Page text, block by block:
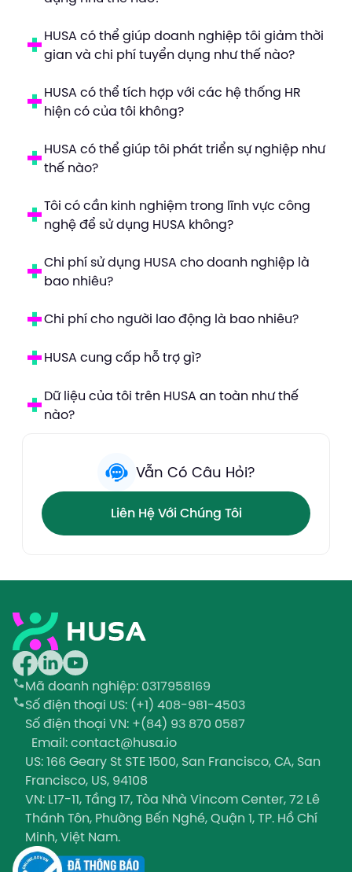
HUSA có thể giúp doanh nghiệp tôi giảm thời
gian và chi phí tuyển dụng như thế nào?
HUSA có thể tích hợp với các hệ thống HR
hiện có của tôi không?
HUSA có thể giúp tôi phát triển sự nghiệp như
thế nào?
Tôi có cần kinh nghiệm trong lĩnh vực công
nghệ để sử dụng HUSA không?
Chi phí sử dụng HUSA cho doanh nghiệp là
bao nhiêu?
Chi phí cho người lao động là bao nhiêu?
HUSA cung cấp hỗ trợ gì?
Dữ liệu của tôi trên HUSA an toàn như thế
nào?
Vẫn Có Câu Hỏi?
Liên Hệ Với Chúng Tôi
Mã doanh nghiệp: 0317958169
Số điện thoại US: (+1) 408-981-4503
Số điện thoại VN: +(84) 93 870 0587
Email: contact@husa.io
US: 166 Geary St STE 1500, San Francisco, CA, San
Francisco, US, 94108
VN: L17-11, Tầng 17, Tòa Nhà Vincom Center, 72 Lê
Thánh Tôn, Phường Bến Nghé, Quận 1, TP. Hồ Chí
Minh, Việt Nam.